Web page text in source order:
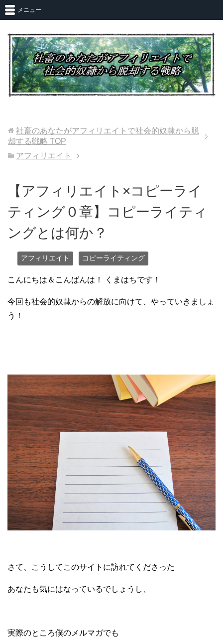
メニュー
社畜のあなたがアフィリエイトで社会的奴隷から脱
却する戦略 TOP
アフィリエイト
【アフィリエイト×コピーライ
ティング０章】コピーライティ
ングとは何か？
アフィリエイト コピーライティング
こんにちは＆こんばんは！ くまはちです！
今回も社会的奴隷からの解放に向けて、やっていきましょ
う！
さて、こうしてこのサイトに訪れてくださった
あなたも気にはなっているでしょうし、
実際のところ僕のメルマガでも